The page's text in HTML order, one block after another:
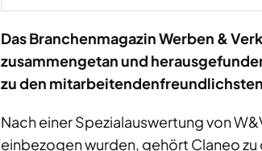
Das Branchenmagazin Werben &
zusammengetan und
zu den
Nach einer Spezialauswertung von
einbezogen wurden, gehört Claneo